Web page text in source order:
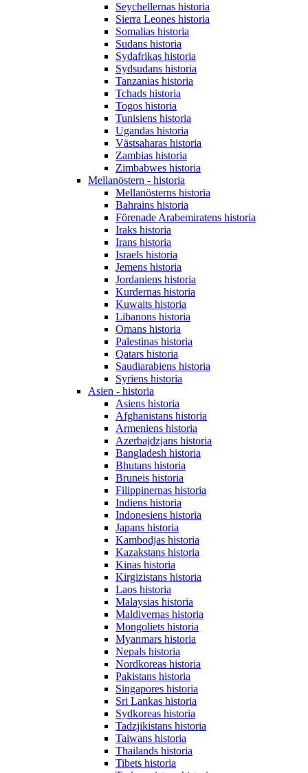
Seychellernas historia
Sierra Leones historia
Somalias historia
Sudans historia
Sydafrikas historia
Sydsudans historia
Tanzanias historia
Tchads historia
Togos historia
Tunisiens historia
Ugandas historia
Västsaharas historia
Zambias historia
Zimbabwes historia
Mellanöstern - historia
Mellanösterns historia
Bahrains historia
Förenade Arabemiratens historia
Iraks historia
Irans historia
Israels historia
Jemens historia
Jordaniens historia
Kurdernas historia
Kuwaits historia
Libanons historia
Omans historia
Palestinas historia
Qatars historia
Saudiarabiens historia
Syriens historia
Asien - historia
Asiens historia
Afghanistans historia
Armeniens historia
Azerbajdzjans historia
Bangladesh historia
Bhutans historia
Bruneis historia
Filippinernas historia
Indiens historia
Indonesiens historia
Japans historia
Kambodjas historia
Kazakstans historia
Kinas historia
Kirgizistans historia
Laos historia
Malaysias historia
Maldivernas historia
Mongoliets historia
Myanmars historia
Nepals historia
Nordkoreas historia
Pakistans historia
Singapores historia
Sri Lankas historia
Sydkoreas historia
Tadzjikistans historia
Taiwans historia
Thailands historia
Tibets historia